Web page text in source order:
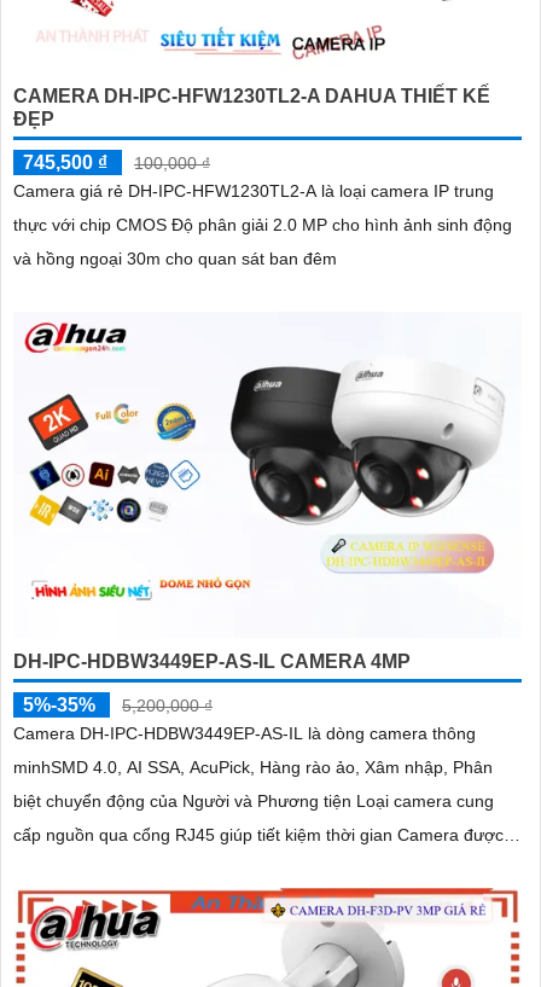
CAMERA DH-IPC-HFW1230TL2-A DAHUA THIẾT KẾ
ĐẸP
745,500 ₫
100,000 ₫
Camera giá rẻ DH-IPC-HFW1230TL2-A là loại camera IP trung
thực với chip CMOS Độ phân giải 2.0 MP cho hình ảnh sinh động
và hồng ngoại 30m cho quan sát ban đêm
DH-IPC-HDBW3449EP-AS-IL CAMERA 4MP
5%-35%
5,200,000 ₫
Camera DH-IPC-HDBW3449EP-AS-IL là dòng camera thông
minhSMD 4.0, AI SSA, AcuPick, Hàng rào ảo, Xâm nhập, Phân
biệt chuyển động của Người và Phương tiện Loại camera cung
cấp nguồn qua cổng RJ45 giúp tiết kiệm thời gian Camera được